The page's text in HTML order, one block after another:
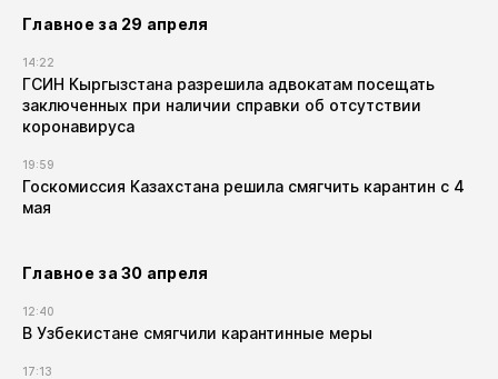
Главное за 29 апреля
14:22
ГСИН Кыргызстана разрешила адвокатам посещать
заключенных при наличии справки об отсутствии
коронавируса
19:59
Госкомиссия Казахстана решила смягчить карантин с 4
мая
Главное за 30 апреля
12:40
В Узбекистане смягчили карантинные меры
17:13